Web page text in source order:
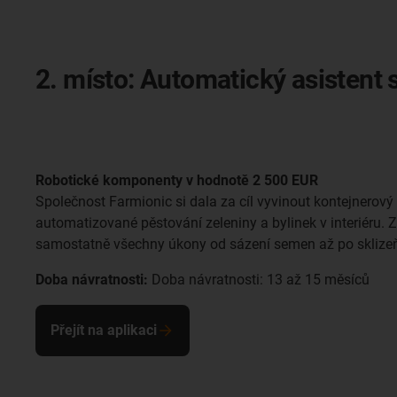
2. místo: Automatický asistent
Robotické komponenty v hodnotě 2 500 EUR
Společnost Farmionic si dala za cíl vyvinout
automatizované pěstování zeleniny a bylinek v interiéru.
samostatně všechny úkony od sázení semen až po
Doba návratnosti: Doba návratnosti: 13 až 15 měsíců
Přejít na aplikaci